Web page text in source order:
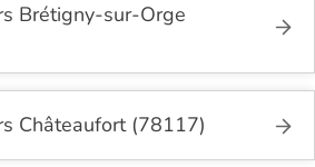
Brétigny-sur-Orge
Châteaufort (78117)